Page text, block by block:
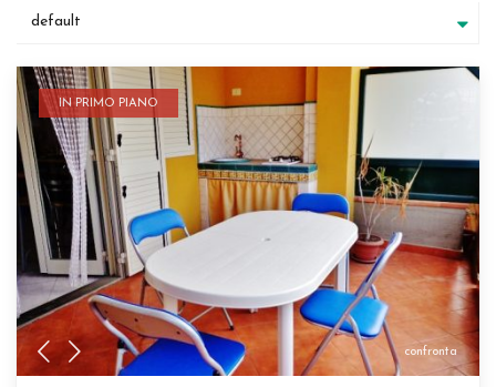
default
confronta
IN PRIMO PIANO